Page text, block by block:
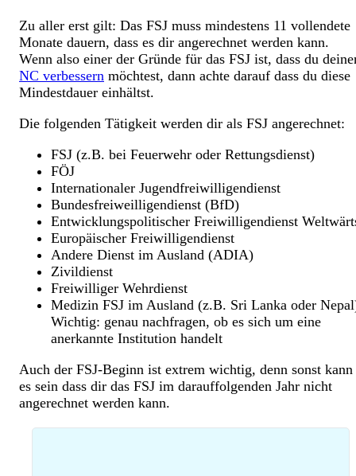
Zu aller erst gilt: Das FSJ muss mindestens 11 vollendete
Monate dauern, dass es dir angerechnet werden kann.
Wenn also einer der Gründe für das FSJ ist, dass du
NC verbessern möchtest, dann achte darauf dass du diese
Mindestdauer einhältst.
Die folgenden Tätigkeit werden dir als FSJ angerechnet:
FSJ (z.B. bei Feuerwehr oder Rettungsdienst)
FÖJ
Internationaler Jugendfreiwilligendienst
Bundesfreiweilligendienst (BfD)
Entwicklungspolitischer Freiwilligendienst
Europäischer Freiwilligendienst
Andere Dienst im Ausland (ADIA)
Zivildienst
Freiwilliger Wehrdienst
Medizin FSJ im Ausland (z.B. Sri Lanka oder
Wichtig: genau nachfragen, ob es sich um eine
anerkannte Institution handelt
Auch der FSJ-Beginn ist extrem wichtig, denn sonst kann
es sein dass dir das FSJ im darauffolgenden Jahr nicht
angerechnet werden kann.